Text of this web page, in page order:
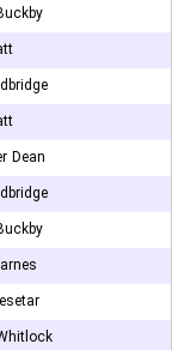
Dean